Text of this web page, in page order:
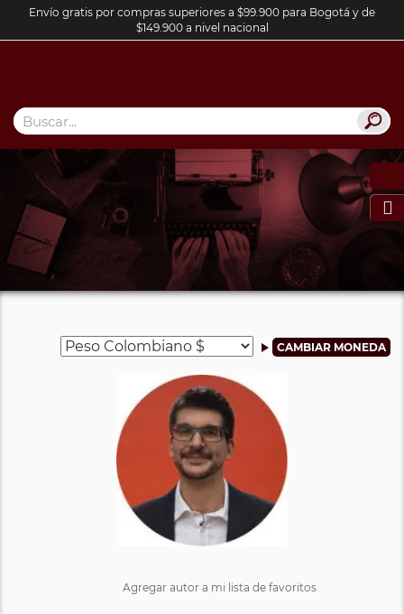
Envío gratis por compras superiores a $99.900 para Bogotá y de
$149.900 a nivel nacional

Agregar autor a mi lista de favoritos